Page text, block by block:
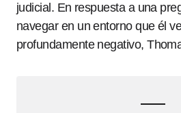
judicial. En respuesta a una
navegar en un entorno que él
profundamente negativo,